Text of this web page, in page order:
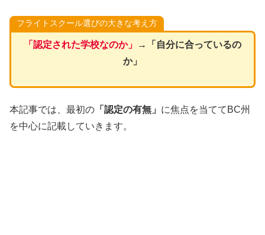
フライトスクール選びの大きな考え方
「認定された学校なのか」
→「自分に合っているの
か」
本記事では、最初の 「認定の有無」 に焦点を当ててBC州
を中心に記載していきます。